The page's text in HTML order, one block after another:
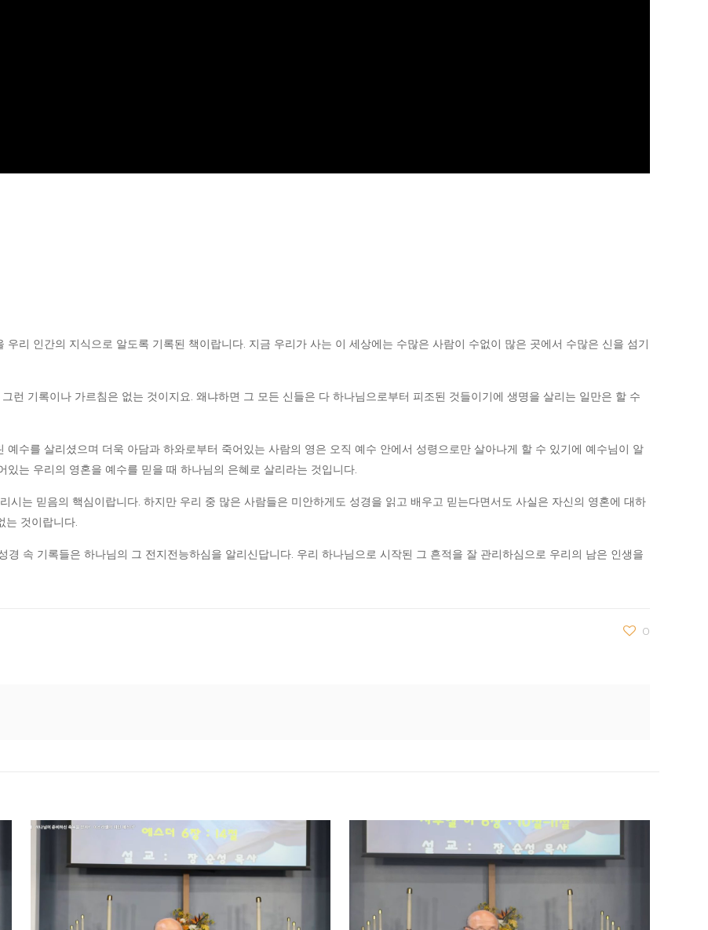
리 인간의 지식으로 알도록 기록된 책이랍니다. 지금 우리가 사는 이 세상에는 수많은 사람이 수없이 많은 곳에서 수많은 신을 섬기
런 기록이나 가르침은 없는 것이지요. 왜냐하면 그 모든 신들은 다 하나님으로부터 피조된 것들이기에 생명을 살리는 일만은 할 수
수를 살리셨으며 더욱 아담과 하와로부터 죽어있는 사람의 영은 오직 예수 안에서 성령으로만 살아나게 할 수 있기에 예수님이 알
는 우리의 영혼을 예수를 믿을 때 하나님의 은혜로 살리라는 것입니다.
시는 믿음의 핵심이랍니다. 하지만 우리 중 많은 사람들은 미안하게도 성경을 읽고 배우고 믿는다면서도 사실은 자신의 영혼에 대하
는 것이랍니다.
속 기록들은 하나님의 그 전지전능하심을 알리신답니다. 우리 하나님으로 시작된 그 흔적을 잘 관리하심으로 우리의 남은 인생을
0